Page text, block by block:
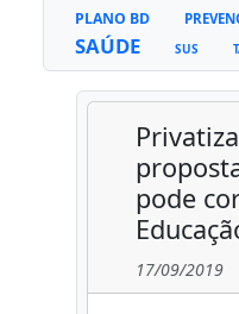
PLANO BD
SAÚDE SUS
pode
17/09/2019